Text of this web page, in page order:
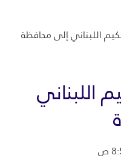
اللبناني إلى محافظة
اللبناني